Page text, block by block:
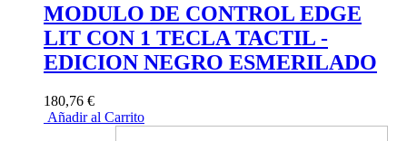
MODULO DE CONTROL EDGE
LIT CON 1 TECLA TACTIL -
EDICION NEGRO ESMERILADO
180,76 €
Añadir al Carrito